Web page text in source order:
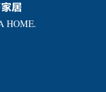
HOME.